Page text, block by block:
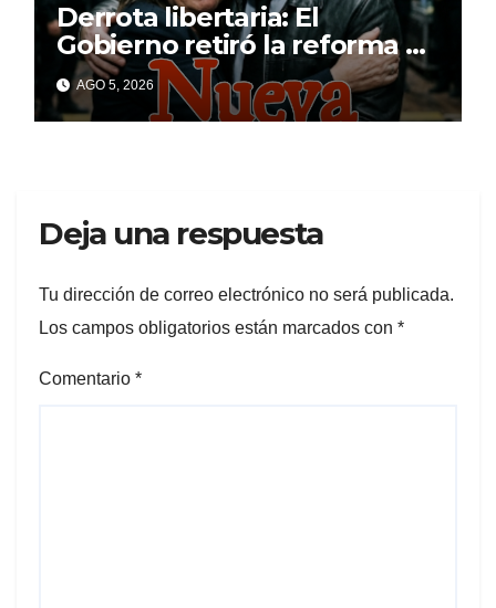
Derrota libertaria: El
Gobierno retiró la reforma a
la Ley de Tierras en el
Senado
AGO 5, 2026
Deja una respuesta
Tu dirección de correo electrónico no será publicada.
Los campos obligatorios están marcados con *
Comentario *